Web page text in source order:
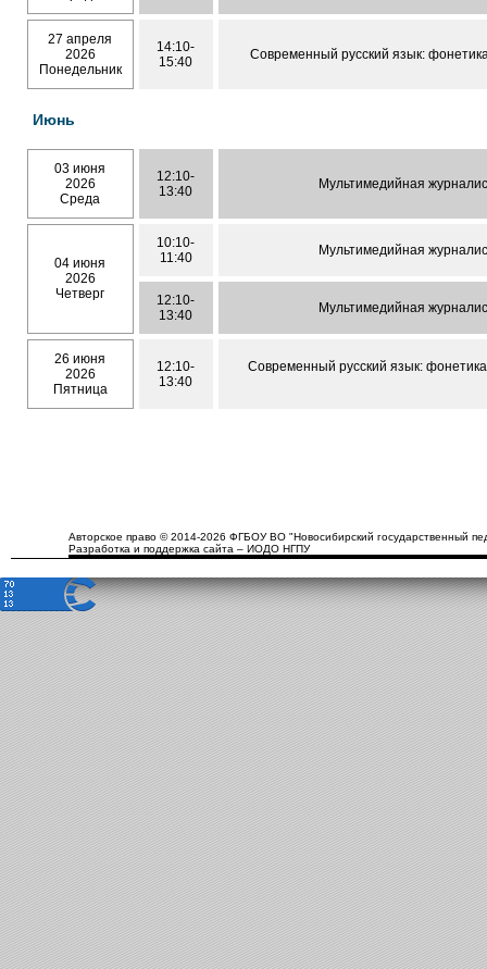
27 апреля
2026
Понедельник
14:10-
15:40
Современный русский язык:
Июнь
03 июня
2026
Среда
12:10-
13:40
Мультимедийная
04 июня
2026
Четверг
10:10-
11:40
Мультимедийная
12:10-
13:40
Мультимедийная
26 июня
2026
Пятница
12:10-
13:40
Современный русский язык:
Авторское право © 2014-2026 ФГБОУ ВО "Новосибирский государственный
Разработка и поддержка сайта – ИОДО НГПУ